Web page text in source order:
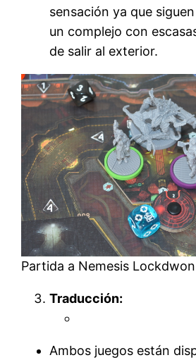
sensación ya que
un complejo con
de salir al exterior.
Partida a Nemesis Lockdwon
Traducción:
Ambos juegos están